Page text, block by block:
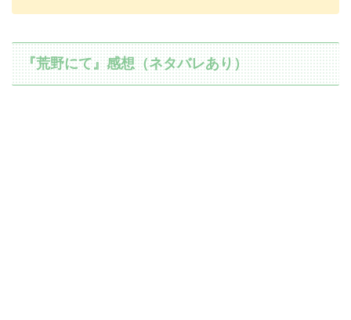
『荒野にて』感想（ネタバレあり）